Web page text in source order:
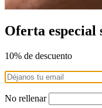
Oferta especial
10% de descuento
No rellenar